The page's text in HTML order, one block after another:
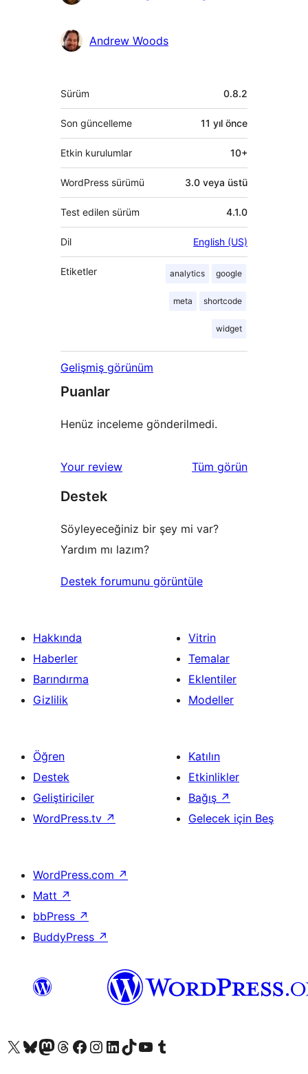
Andrew Woods
Meta
Sürüm 0.8.2
Son güncelleme 11 yıl önce
Etkin kurulumlar 10+
WordPress sürümü 3.0 veya üstü
Test edilen sürüm 4.1.0
Dil English (US)
Etiketler analytics google
meta shortcode
widget
Gelişmiş görünüm
Puanlar
Henüz inceleme gönderilmedi.
Your review Tüm değerlendirmeleri
görün
Destek
Söyleyeceğiniz bir şey mi var?
Yardım mı lazım?
Destek forumunu görüntüle
Hakkında
Haberler
Barındırma
Gizlilik
Vitrin
Temalar
Eklentiler
Modeller
Öğren
Destek
Geliştiriciler
WordPress.tv ↗
Katılın
Etkinlikler
Bağış ↗
Gelecek için Beş
WordPress.com ↗
Matt ↗
bbPress ↗
BuddyPress ↗
X (eski Twitter) hesabımıza bakın
Bluesky hesabımızı ziyaret edinMastodon hesabımızı ziyaret edinThreads hesabımızı ziyaret edinFacebook sayfamızı ziyaret edinInstagram hesabımızı ziyaret edinLinkedIn hesabımızı ziyaret edinTikTok hesabımızı ziyaret edinYouTube kanalımızı ziyaret edinTumblr hesabımızı ziyaret edin